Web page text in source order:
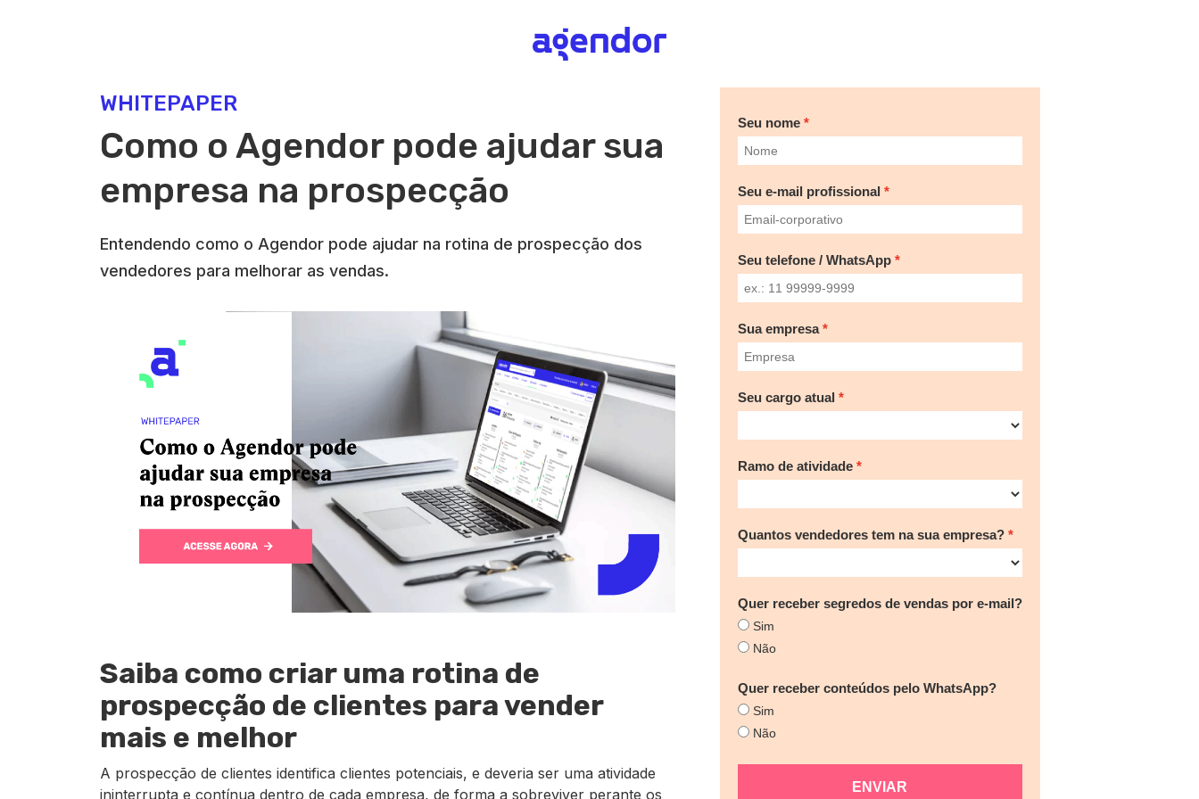
WHITEPAPER
Como o Agendor pode ajudar sua
empresa na prospecção
Entendendo como o Agendor pode ajudar na rotina de prospecção dos
vendedores para melhorar as vendas.
Saiba como criar uma rotina de
prospecção de clientes para vender
mais e melhor
A prospecção de clientes identifica clientes potenciais, e deveria ser uma atividade
ininterrupta e contínua dentro de cada empresa, de forma a sobreviver perante os
Seu nome
Seu e-mail profissional
Seu telefone / WhatsApp
Sua empresa
Seu cargo atual
Ramo de atividade
Quantos vendedores tem na sua empresa?
Quer receber segredos de vendas por e-mail?
Sim
Não
Quer receber conteúdos pelo WhatsApp?
Sim
Não
ENVIAR